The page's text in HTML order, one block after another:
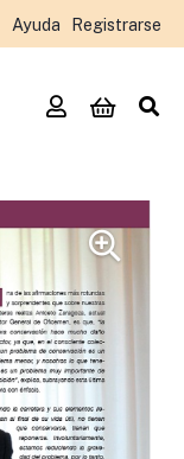
Ayuda Registrarse